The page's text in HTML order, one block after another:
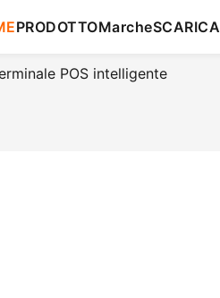
PRODOTTOMarcheSCARICA
POS intelligente